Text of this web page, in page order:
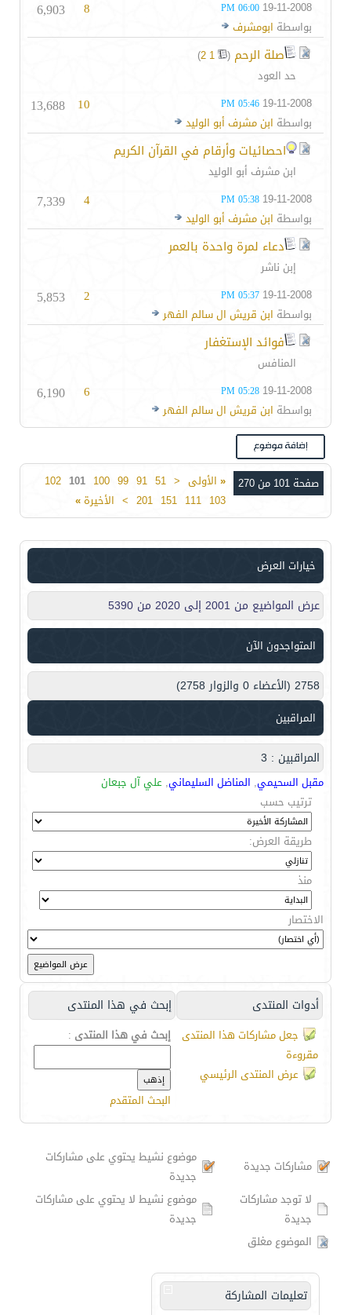
19-11-2008
06:00 PM
بواسطة ابومشرف
8
6,903
صلة الرحم (
1
2
)
حد العود
19-11-2008
05:46 PM
بواسطة ابن مشرف أبو الوليد
10
13,688
احصائيات وأرقام في القرآن الكريم
ابن مشرف أبو الوليد
19-11-2008
05:38 PM
بواسطة ابن مشرف أبو الوليد
4
7,339
دعاء لمرة واحدة بالعمر
إبن ناشر
19-11-2008
05:37 PM
بواسطة ابن قريش ال سالم الفهر
2
5,853
فوائد الإستغفار
المنافس
19-11-2008
05:28 PM
بواسطة ابن قريش ال سالم الفهر
6
6,190
صفحة 101 من 270 « الأولى <
51
91
99
100
101
102
103
111
151
201
> الأخيرة»
خيارات العرض
عرض المواضيع من 2001 إلى 2020 من 5390
المتواجدون الآن
2758 (الأعضاء 0 والزوار 2758)
المراقبين
المراقبين : 3
مقبل السحيمي, المناضل السليماني, علي آل جبعان
ترتيب حسب
طريقة العرض:
منذ
الاختصار
أدوات المنتدى إبحث في هذا المنتدى
جعل مشاركات هذا المنتدى
مقروءة
عرض المنتدى الرئيسي
إبحث في هذا المنتدى :
البحث المتقدم
مشاركات جديدة
موضوع نشيط يحتوي على مشاركات
جديدة
لا توجد مشاركات
جديدة
موضوع نشيط لا يحتوي على مشاركات
جديدة
الموضوع مغلق
تعليمات المشاركة